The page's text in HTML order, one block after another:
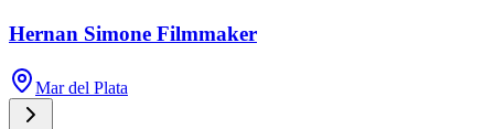
Hernan Simone Filmmaker
Mar del Plata